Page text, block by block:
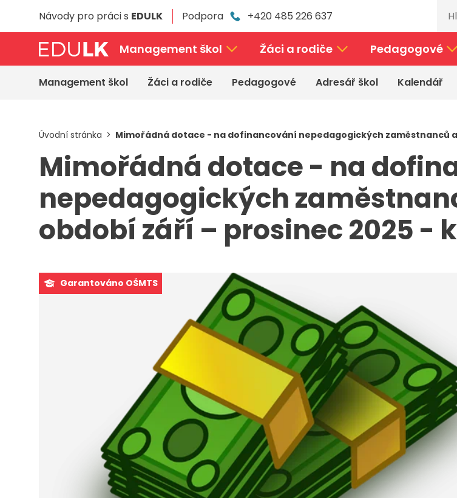
Návody pro práci s EDULK Podpora +420 485 226 637
Management škol Žáci a rodiče Pedagogové
Management škol Žáci a rodiče Pedagogové Adresář škol Kalendář
Úvodní stránka Mimořádná dotace - na dofinancování nepedagogických zaměstnanců
Mimořádná dotace - na
nepedagogických
období září – prosinec 2025 -
Garantováno OŠMTS